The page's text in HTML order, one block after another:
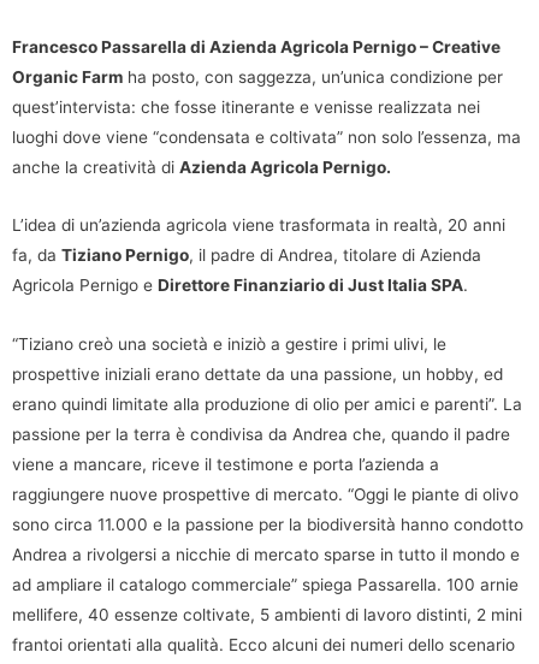
Francesco Passarella di Azienda Agricola Pernigo – Creative
Organic Farm ha posto, con saggezza, un’unica condizione per
quest’intervista: che fosse itinerante e venisse realizzata nei
luoghi dove viene “condensata e coltivata” non solo l’essenza, ma
anche la creatività di Azienda Agricola Pernigo.
L’idea di un’azienda agricola viene trasformata in realtà, 20 anni
fa, da Tiziano Pernigo, il padre di Andrea, titolare di Azienda
Agricola Pernigo e Direttore Finanziario di Just Italia SPA.
“Tiziano creò una società e iniziò a gestire i primi ulivi, le
prospettive iniziali erano dettate da una passione, un hobby, ed
erano quindi limitate alla produzione di olio per amici e parenti”. La
passione per la terra è condivisa da Andrea che, quando il padre
viene a mancare, riceve il testimone e porta l’azienda a
raggiungere nuove prospettive di mercato. “Oggi le piante di olivo
sono circa 11.000 e la passione per la biodiversità hanno condotto
Andrea a rivolgersi a nicchie di mercato sparse in tutto il mondo e
ad ampliare il catalogo commerciale” spiega Passarella. 100 arnie
mellifere, 40 essenze coltivate, 5 ambienti di lavoro distinti, 2 mini
frantoi orientati alla qualità. Ecco alcuni dei numeri dello scenario